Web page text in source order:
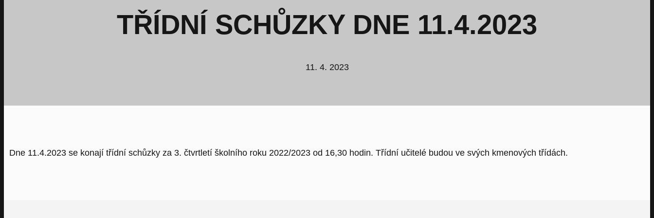
TŘÍDNÍ SCHŮZKY DNE 11.4.2023
11. 4. 2023
Dne 11.4.2023 se konají třídní schůzky za 3. čtvrtletí školního roku 2022/2023 od 16,30 hodin. Třídní učitelé budou ve svých kmenových třídách.